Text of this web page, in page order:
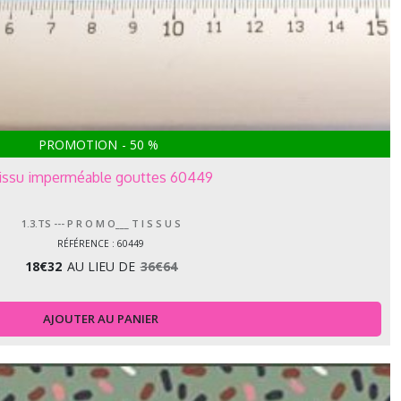
PROMOTION - 50 %
imperméable gouttes 60449
1.3.TS --- P R O M O___ T I S S U S
RÉFÉRENCE : 60449
18€32 AU LIEU DE 36€64
AJOUTER AU PANIER